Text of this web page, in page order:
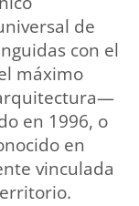
de
con el
máximo
en 1996, o
en
vinculada